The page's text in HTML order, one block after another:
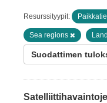
Resurssityypit:
Sea regions
Suodattimen